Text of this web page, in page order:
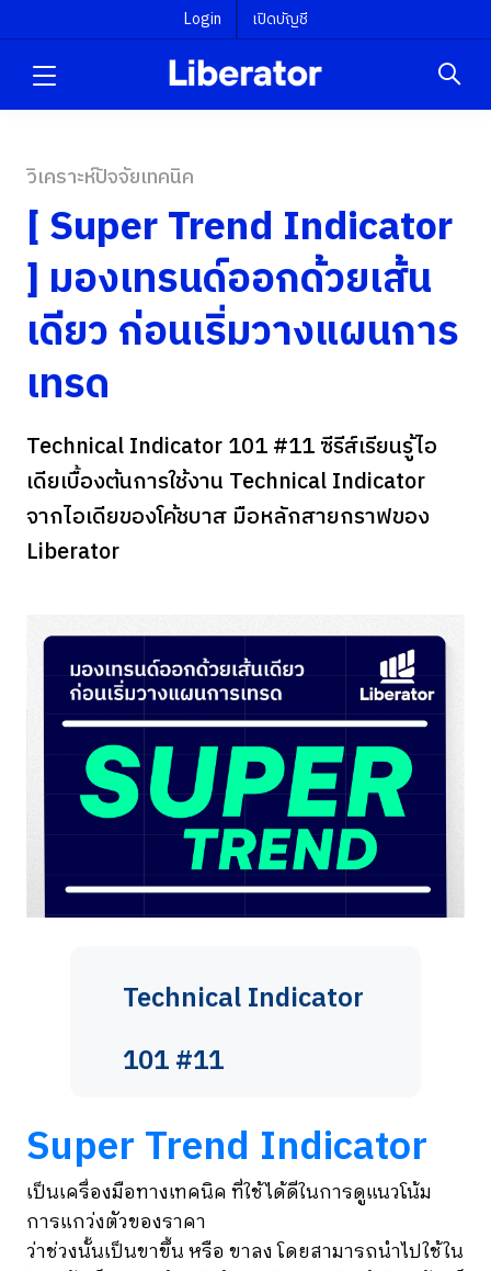
Login เปิดบัญชี
วิเคราะห์ปัจจัยเทคนิค
[ Super Trend Indicator
] มองเทรนด์ออกด้วยเส้น
เดียว ก่อนเริ่มวางแผนการ
เทรด
Technical Indicator 101 #11 ซีรีส์เรียนรู้ไอ
เดียเบื้องต้นการใช้งาน Technical Indicator
จากไอเดียของโค้ชบาส มือหลักสายกราฟของ
Liberator
Technical Indicator
101 #11
Super Trend Indicator
เป็นเครื่องมือทางเทคนิค ที่ใช้ได้ดีในการดูแนวโน้ม
การแกว่งตัวของราคา
ว่าช่วงนั้นเป็นขาขึ้น หรือ ขาลง โดยสามารถนำไปใช้ใน